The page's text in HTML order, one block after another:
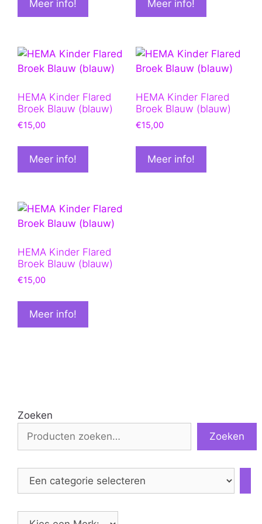
Meer info! Meer info!
HEMA Kinder Flared
Broek Blauw (blauw)
€15,00
Meer info!
HEMA Kinder Flared
Broek Blauw (blauw)
€15,00
Meer info!
HEMA Kinder Flared
Broek Blauw (blauw)
€15,00
Meer info!
Zoeken
Zoeken
Een
categorie